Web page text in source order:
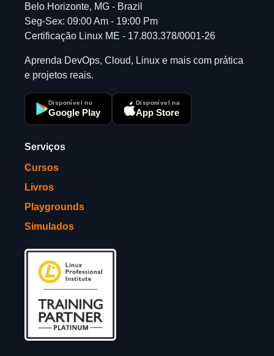
Belo Horizonte, MG - Brazil
Seg-Sex: 09:00 Am - 19:00 Pm
Certificação Linux ME - 17.803.378/0001-26
Aprenda DevOps, Cloud, Linux e mais com prática
e projetos reais.
Disponível no
Google Play
Disponível na
App Store
Serviços
Cursos
Livros
Playgrounds
Simulados